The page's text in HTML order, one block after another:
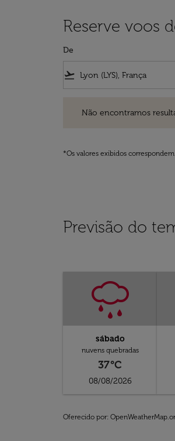
Reserve voos
De
flight_takeoff
Não encontramos
*Os valores exibidos
Previsão do
sábado
nuvens quebradas
37°C
08/08/2026
Oferecido por: